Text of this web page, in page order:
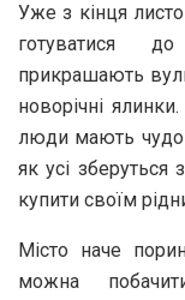
Уже з кінця
готуватися
прикрашають
новорічні
люди мають
як усі зберуться
купити своїм
Місто наче
можна